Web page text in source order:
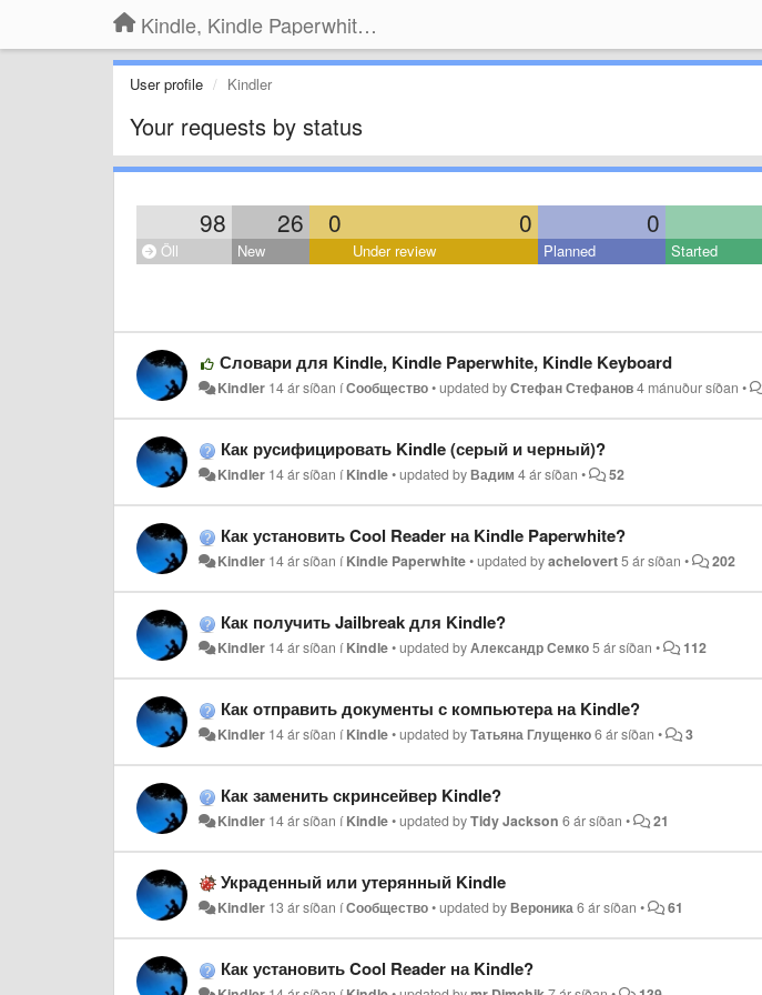
Kindle, Kindle Paperwhite, Kindle Voyage
User profile Kindler
Your requests by status
98 26 0 0 0
Öll New Under review Planned Started
Словари для Kindle, Kindle Paperwhite, Kindle Keyboard
Kindler 14 ár síðan íСообщество•updated byСтефан Стефанов4 mánuður síðan •
Как русифицировать Kindle (серый и черный)?
Kindler 14 ár síðan íKindle•updated byВадим 4 ár síðan • 52
Как установить Cool Reader на Kindle Paperwhite?
Kindler 14 ár síðan íKindle Paperwhite•updated byachelovert5 ár síðan • 202
Как получить Jailbreak для Kindle?
Kindler 14 ár síðan íKindle•updated byАлександр Семко5 ár síðan • 112
Как отправить документы с компьютера на Kindle?
Kindler 14 ár síðan íKindle•updated byТатьяна Глущенко6 ár síðan • 3
Как заменить скринсейвер Kindle?
Kindler 14 ár síðan íKindle•updated byTidy Jackson 6 ár síðan • 21
Украденный или утерянный Kindle
Kindler 13 ár síðan íСообщество•updated byВероника6 ár síðan • 61
Как установить Cool Reader на Kindle?